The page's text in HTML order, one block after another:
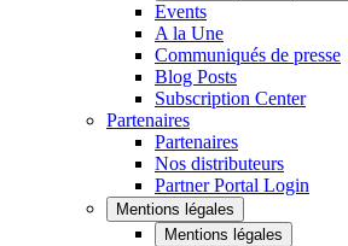
Events
A la Une
Communiqués de presse
Blog Posts
Subscription Center
Partenaires
Partenaires
Nos distributeurs
Partner Portal Login
Mentions légales
Mentions légales